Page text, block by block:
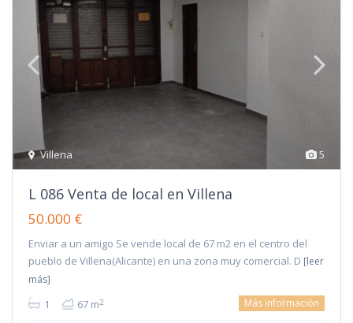
5
Villena
L 086 Venta de local en Villena
50.000 €
Enviar a un amigo Se vende local de 67 m2 en el centro del
pueblo de Villena(Alicante) en una zona muy comercial. D [leer
más]
1 67 m2 Más información